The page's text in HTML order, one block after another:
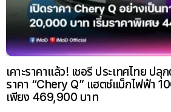
เคาะราคาแล้ว! เชอรี ประเทศไทย ป
ราคา “Chery Q” แฮตช์แบ็กไฟฟ้า
เพียง 469,900 บาท